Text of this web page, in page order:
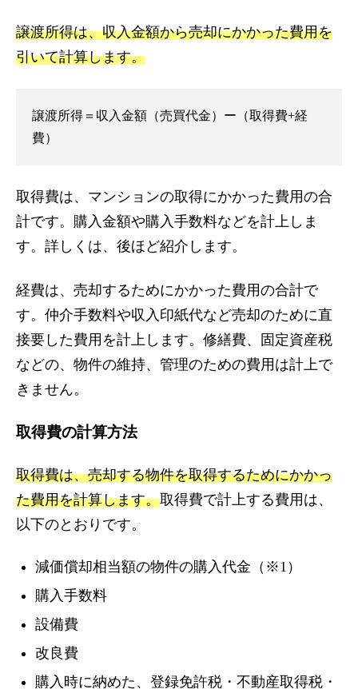
譲渡所得は、収入金額から売却にかかった費用を
引いて計算します。
譲渡所得＝収入金額（売買代金）ー（取得費+経
費）
取得費は、マンションの取得にかかった費用の合
計です。購入金額や購入手数料などを計上しま
す。詳しくは、後ほど紹介します。
経費は、売却するためにかかった費用の合計で
す。仲介手数料や収入印紙代など売却のために直
接要した費用を計上します。修繕費、固定資産税
などの、物件の維持、管理のための費用は計上で
きません。
取得費の計算方法
取得費は、売却する物件を取得するためにかかっ
た費用を計算します。取得費で計上する費用は、
以下のとおりです。
減価償却相当額の物件の購入代金（※1）
購入手数料
設備費
改良費
購入時に納めた、登録免許税・不動産取得税・